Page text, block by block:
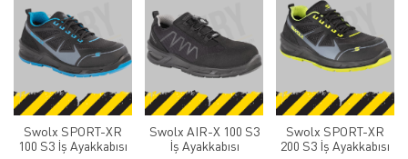
Swolx SPORT-XR
100 S3 İş Ayakkabısı
Swolx AIR-X 100 S3
İş Ayakkabısı
Swolx SPORT-XR
200 S3 İş Ayakkabısı